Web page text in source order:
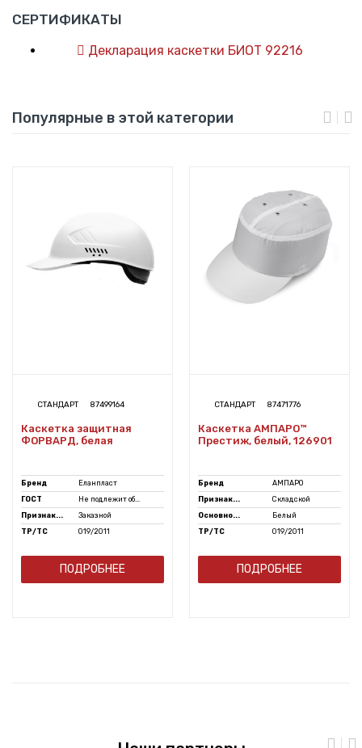
СЕРТИФИКАТЫ
Декларация каскетки БИОТ 92216
Популярные в этой категории
СТАНДАРТ 87499164
Каскетка защитная
ФОРВАРД, белая
Бренд
Еланпласт
ГОСТ
Не подлежит об...
Признак...
Заказной
ТР/ТС
019/2011
ПОДРОБНЕЕ
СТАНДАРТ 87471776
Каскетка АМПАРО™
Престиж, белый, 126901
Бренд
АМПАРО
Признак...
Складской
Основно...
Белый
ТР/ТС
019/2011
ПОДРОБНЕЕ